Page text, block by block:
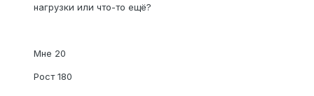
нагрузки или что-то ещё?
Мне 20
Рост 180